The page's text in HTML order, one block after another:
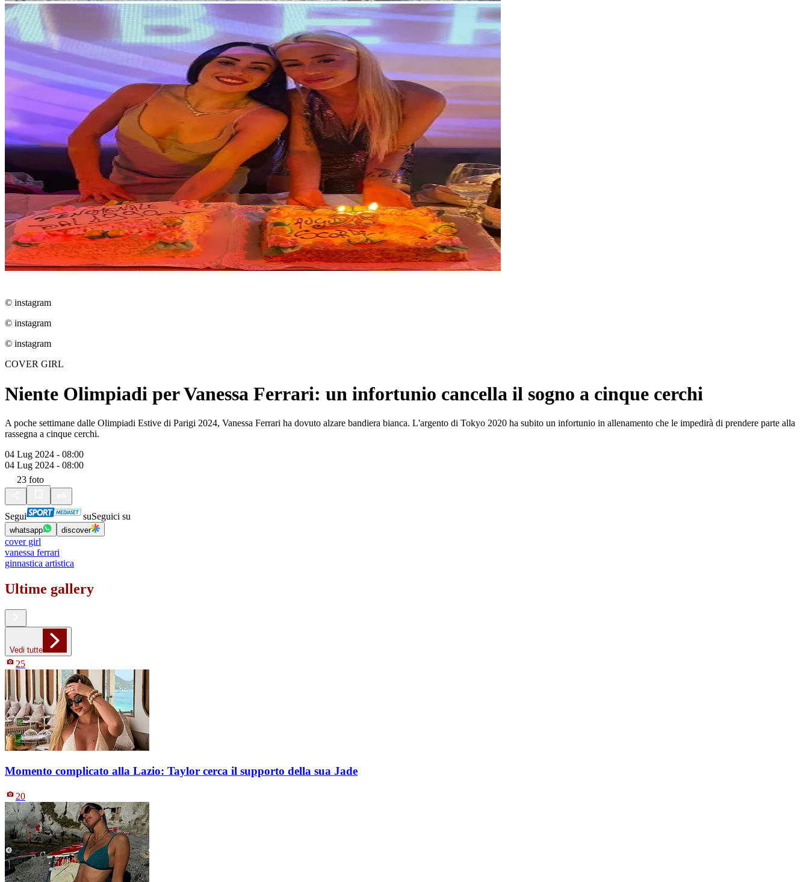
© instagram
© instagram
© instagram
COVER GIRL
Niente Olimpiadi per Vanessa Ferrari: un infortunio cancella il sogno a cinque cerchi
A poche settimane dalle Olimpiadi Estive di Parigi 2024, Vanessa Ferrari ha dovuto alzare bandiera bianca. L'argento di Tokyo 2020 ha subito un infortunio in allenamento che le impedirà di prendere parte alla
rassegna a cinque cerchi.
04 Lug 2024 - 08:00
04 Lug 2024 - 08:00
23 foto
Segui suSeguici su
whatsapp discover
cover girl
vanessa ferrari
ginnastica artistica
Ultime gallery
Vedi tutte
25
Momento complicato alla Lazio: Taylor cerca il supporto della sua Jade
20